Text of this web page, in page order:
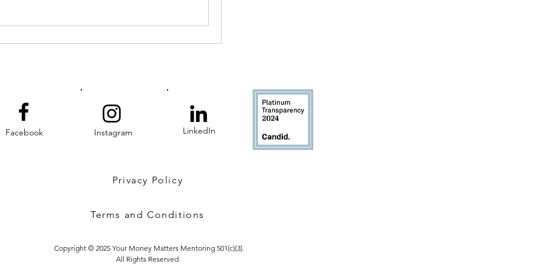
Facebook Instagram LinkedIn
Privacy Policy
Terms and Conditions
Copyright © 2025 Your Money Matters Mentoring 501(c)(3).
All Rights Reserved.